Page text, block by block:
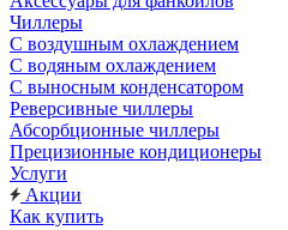
Чиллеры
С воздушным охлаждением
С водяным охлаждением
С выносным конденсатором
Реверсивные чиллеры
Абсорбционные чиллеры
Прецизионные кондиционеры
Услуги
Акции
Как купить